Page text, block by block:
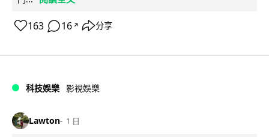
163 16 ↗ 分享
科技娛樂 影視娛樂
Lawton 1 日